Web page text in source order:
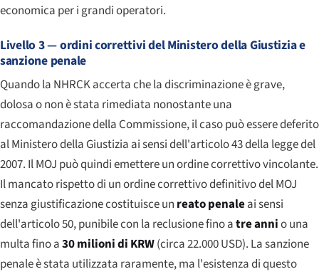
economica per i grandi operatori.
Livello 3 — ordini correttivi del Ministero della Giustizia e
sanzione penale
Quando la NHRCK accerta che la discriminazione è grave,
dolosa o non è stata rimediata nonostante una
raccomandazione della Commissione, il caso può essere deferito
al Ministero della Giustizia ai sensi dell'articolo 43 della legge del
2007. Il MOJ può quindi emettere un ordine correttivo vincolante.
Il mancato rispetto di un ordine correttivo definitivo del MOJ
senza giustificazione costituisce un reato penaleai sensi
dell'articolo 50, punibile con la reclusione fino atre annio una
multa fino a30 milioni di KRW(circa 22.000 USD). La sanzione
penale è stata utilizzata raramente, ma l'esistenza di questo